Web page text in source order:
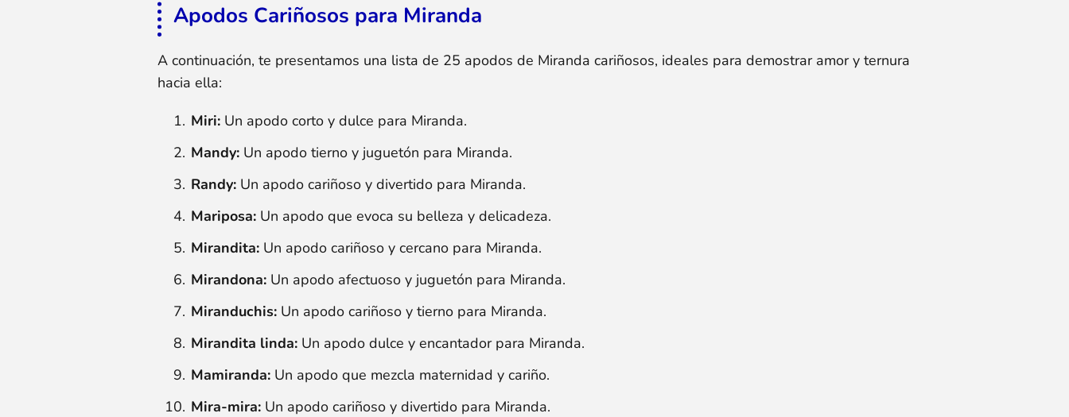
Apodos Cariñosos para Miranda
A continuación, te presentamos una lista de 25 apodos de Miranda cariñosos, ideales para demostrar amor y ternura
hacia ella:
Miri: Un apodo corto y dulce para Miranda.
Mandy: Un apodo tierno y juguetón para Miranda.
Randy: Un apodo cariñoso y divertido para Miranda.
Mariposa: Un apodo que evoca su belleza y delicadeza.
Mirandita: Un apodo cariñoso y cercano para Miranda.
Mirandona: Un apodo afectuoso y juguetón para Miranda.
Miranduchis: Un apodo cariñoso y tierno para Miranda.
Mirandita linda: Un apodo dulce y encantador para Miranda.
Mamiranda: Un apodo que mezcla maternidad y cariño.
Mira-mira: Un apodo cariñoso y divertido para Miranda.